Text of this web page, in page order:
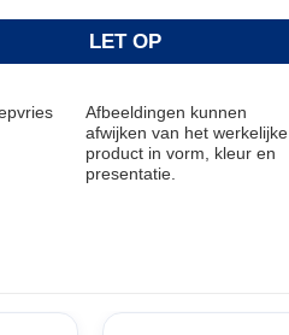
LET OP
Afbeeldingen kunnen
afwijken van het werkelijke
product in vorm, kleur en
presentatie.